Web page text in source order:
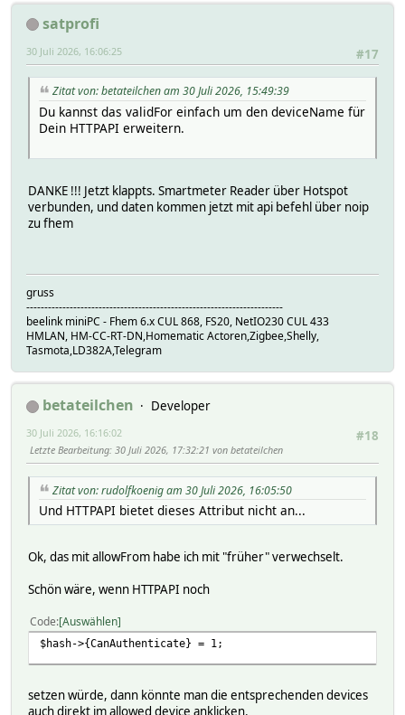
satprofi
#17
30 Juli 2026, 16:06:25
Zitat von: betateilchen am 30 Juli 2026, 15:49:39
Du kannst das validFor einfach um den deviceName für
Dein HTTPAPI erweitern.
DANKE !!! Jetzt klappts. Smartmeter Reader über Hotspot
verbunden, und daten kommen jetzt mit api befehl über noip
zu fhem
gruss
-----------------------------------------------------------------------
beelink miniPC - Fhem 6.x CUL 868, FS20, NetIO230 CUL 433
HMLAN, HM-CC-RT-DN,Homematic Actoren,Zigbee,Shelly,
Tasmota,LD382A,Telegram
betateilchen
Developer
#18
30 Juli 2026, 16:16:02
Letzte Bearbeitung: 30 Juli 2026, 17:32:21 von betateilchen
Zitat von: rudolfkoenig am 30 Juli 2026, 16:05:50
Und HTTPAPI bietet dieses Attribut nicht an...
Ok, das mit allowFrom habe ich mit "früher" verwechselt.
Schön wäre, wenn HTTPAPI noch
Code Auswählen
$hash->{CanAuthenticate} = 1;
setzen würde, dann könnte man die entsprechenden devices
auch direkt im allowed device anklicken.